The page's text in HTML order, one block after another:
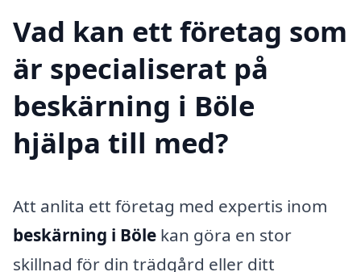
Vad kan ett företag som
är specialiserat på
beskärning i Böle
hjälpa till med?
Att anlita ett företag med expertis inom
beskärning i Böle kan göra en stor
skillnad för din trädgård eller ditt